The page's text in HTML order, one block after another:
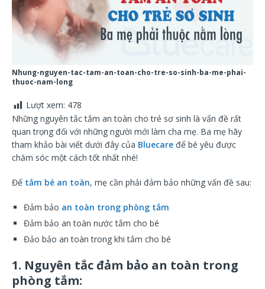
Nhung-nguyen-tac-tam-an-toan-cho-tre-so-sinh-ba-me-phai-
thuoc-nam-long
Lượt xem: 478
Những nguyên tắc tắm an toàn cho trẻ sơ sinh là vấn đề rất
quan trọng đối với những người mới làm cha mẹ. Ba mẹ hãy
tham khảo bài viết dưới đây của Bluecare để bé yêu được
chăm sóc một cách tốt nhất nhé!
Để tắm bé an toàn, mẹ cần phải đảm bảo những vấn đề sau:
Đảm bảo an toàn trong phòng tắm
Đảm bảo an toàn nước tắm cho bé
Đảo bảo an toàn trong khi tắm cho bé
1. Nguyên tắc đảm bảo an toàn trong
phòng tắm: